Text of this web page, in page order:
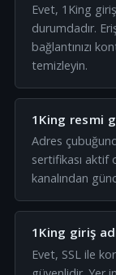
Evet, 1King
durumdadır.
bağlantınızı
temizleyin.
1King resmi
Adres
sertifikası aktif
kanalından
1King giriş
Evet, SSL ile